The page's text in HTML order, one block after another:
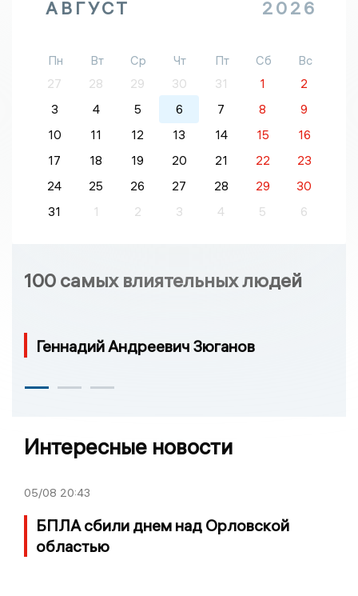
АВГУСТ 2026
Пн Вт Ср Чт Пт Сб
Вс
27
28 29 30 31 1
2
3
4 5 6 7 8
9
10
11 12 13 14 15
16
17
18 19 20 21 22
23
24
25 26 27 28 29
30
31
1 2 3 4 5 6
100 самых влиятельных людей
Геннадий Андреевич Зюганов
Интересные новости
05/08 20:43
БПЛА сбили днем над Орловской
областью